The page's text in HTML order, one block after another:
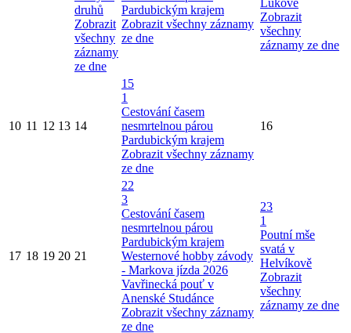
druhů
Zobrazit
všechny
záznamy
ze dne
Pardubickým krajem
Zobrazit všechny záznamy
ze dne
Lukové
Zobrazit
všechny
záznamy ze dne
10 11 12 13 14
15
1
Cestování časem
nesmrtelnou párou
Pardubickým krajem
Zobrazit všechny záznamy
ze dne
16
17 18 19 20 21
22
3
Cestování časem
nesmrtelnou párou
Pardubickým krajem
Westernové hobby závody
- Markova jízda 2026
Vavřinecká pouť v
Anenské Studánce
Zobrazit všechny záznamy
ze dne
23
1
Poutní mše
svatá v
Helvíkově
Zobrazit
všechny
záznamy ze dne